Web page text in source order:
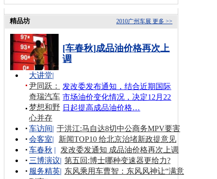
更多 >>
2010广州车展
精品坊
[车春秋]成品油价格再次上
调
发改委发布通知，结合近期国际
市场油价变化情况，决定12月22
日起提高成品油价格…
大讲堂|
尹同跃：
奇瑞汽车
梦想和野
心并存
车访间| 于洪江:马自达8切中公商务MPV要害
会客室|
新闻TOP10 给北京治堵新政提意见
车春秋 |
发改委发通知 成品油价格再次上调
三博演议| 第五回:博士哪种变速器更给力?
服务精英| 东风乘用车曹智：东风风神让“满意